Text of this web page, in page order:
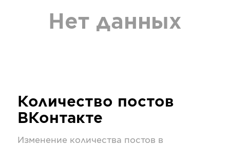
Нет данных
Количество постов
ВКонтакте
Изменение количества постов в